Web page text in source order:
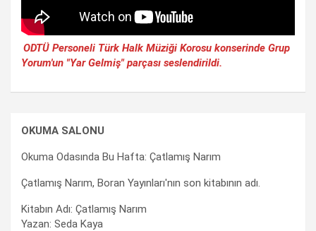
ODTÜ Personeli Türk Halk Müziği Korosu konserinde Grup
Yorum'un "Yar Gelmiş" parçası seslendirildi.
OKUMA SALONU
Okuma Odasında Bu Hafta: Çatlamış Narım
Çatlamış Narım, Boran Yayınları'nın son kitabının adı.
Kitabın Adı: Çatlamış Narım
Yazan: Seda Kaya